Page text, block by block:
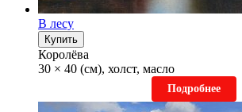
В лесу
Купить
Королёва
30 × 40 (см), холст, масло
Подробнее